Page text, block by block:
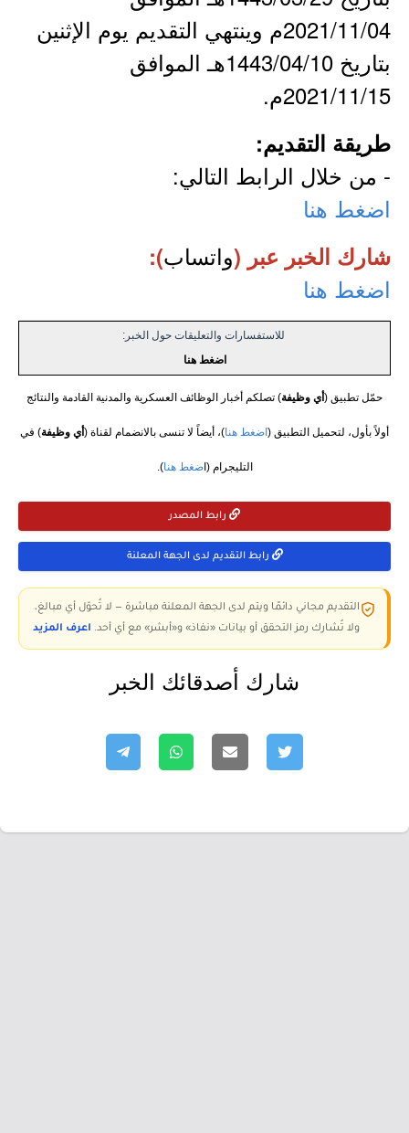
2021/11/04م وينتهي التقديم يوم الإثنين
بتاريخ 1443/04/10هـ الموافق
2021/11/15م.
طريقة التقديم:
- من خلال الرابط التالي:
اضغط هنا
شارك الخبر عبر (واتساب):
اضغط هنا
للاستفسارات والتعليقات حول الخبر:
اضغط هنا
حمّل تطبيق ( أي وظيفة) تصلكم أخبار الوظائف العسكرية والمدنية القادمة والنتائج
أولاً بأول، لتحميل التطبيق ( اضغط هنا)، أيضاً لا تنسى بالانضمام لقناة ( أي وظيفة) في
التليجرام (اضغط هنا).
رابط المصدر
رابط التقديم لدى الجهة المعلنة
التقديم مجاني دائمًا ويتم لدى الجهة المعلنة مباشرة — لا تُحوّل أي مبالغ،
ولا تُشارك رمز التحقق أو بيانات «نفاذ» و«أبشر» مع أي أحد. اعرف المزيد
شارك أصدقائك الخبر